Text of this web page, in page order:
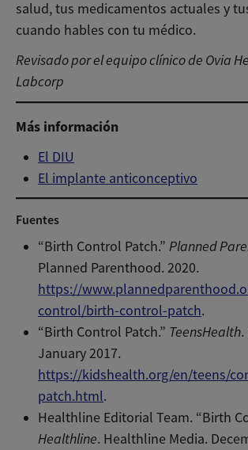
salud, tus medicamentos actuales y
cuando hables con tu médico.
Revisado por el equipo clínico de Ovia
Labcorp
Más información
El DIU
El implante anticonceptivo
Fuentes
“Birth Control Patch.”Planned
Planned Parenthood. 2020.
https://
control/birth-control-patch.
“Birth Control Patch.” TeensHealth
January 2017.
https://kidshealth.org/en/teens/
patch.html.
Healthline Editorial Team. “Birth
Healthline. Healthline Media.